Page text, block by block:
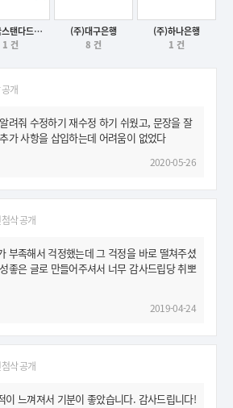
후기보기
(주)한국스탠다드차타드은행
1 건
후기보기
(주)대구은행
8 건
후기보기
(주)하나은행
1 건
개
려줘 수정하기 재수정 하기 쉬웠고, 문장을 잘
가 사항을 삽입하는데 어려움이 없었다
2020-05-26
삭 공개
부족해서 걱정했는데 그 걱정을 바로 떨쳐주셨
좋은 글로 만들어주셔서 너무 감사드립당 취뽀
2019-04-24
삭 공개
이 느껴져서 기분이 좋았습니다. 감사드립니다!